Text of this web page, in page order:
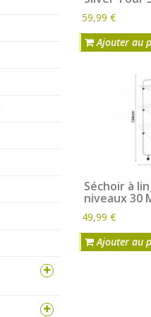
Bras pour
Pour Linge
Etages
Cintres -
L.68 x l. 68 x
59,99 €
Ajouter au
Séchoir à
niveaux 30
linge tour 3
mètres - 134
49,99 €
Ajouter au